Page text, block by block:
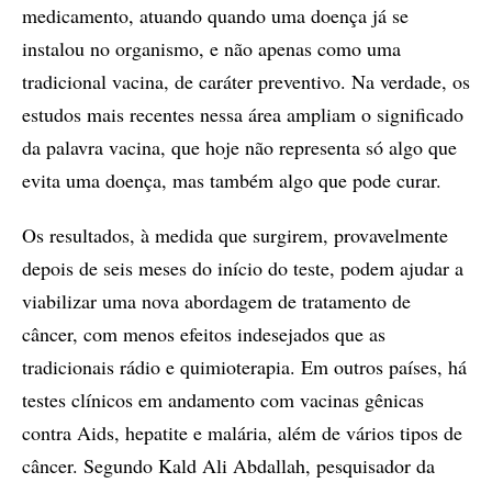
medicamento, atuando quando uma doença já se
instalou no organismo, e não apenas como uma
tradicional vacina, de caráter preventivo. Na verdade, os
estudos mais recentes nessa área ampliam o significado
da palavra vacina, que hoje não representa só algo que
evita uma doença, mas também algo que pode curar.
Os resultados, à medida que surgirem, provavelmente
depois de seis meses do início do teste, podem ajudar a
viabilizar uma nova abordagem de tratamento de
câncer, com menos efeitos indesejados que as
tradicionais rádio e quimioterapia. Em outros países, há
testes clínicos em andamento com vacinas gênicas
contra Aids, hepatite e malária, além de vários tipos de
câncer. Segundo Kald Ali Abdallah, pesquisador da